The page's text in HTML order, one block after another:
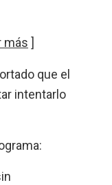
más ]
que el
intentarlo